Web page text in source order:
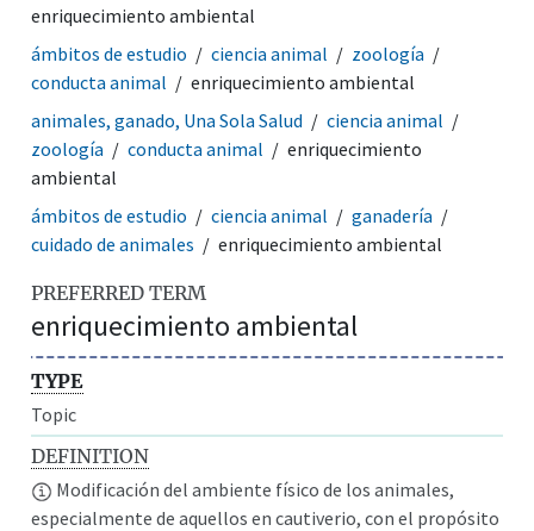
enriquecimiento ambiental
ámbitos de estudio ciencia animal
zoología
conducta animal
enriquecimiento ambiental
animales, ganado, Una Sola Salud
ciencia animal
zoología
conducta animal
enriquecimiento
ambiental
ámbitos de estudio
ciencia animal
ganadería
cuidado de animales
enriquecimiento ambiental
PREFERRED TERM
enriquecimiento ambiental
TYPE
Topic
DEFINITION
Modificación del ambiente físico de los animales,
especialmente de aquellos en cautiverio, con el propósito